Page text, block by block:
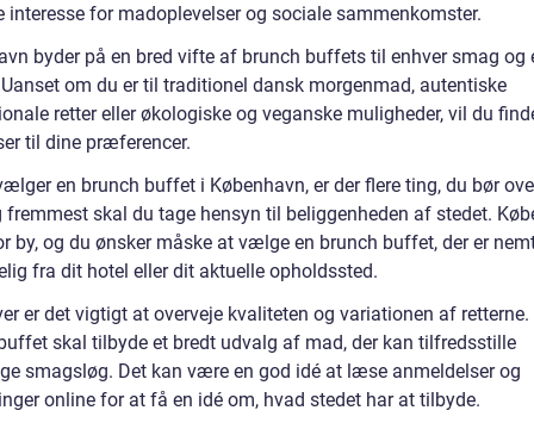
interesse for madoplevelser og sociale sammenkomster.
byder på en bred vifte af brunch buffets til enhver smag og
om du er til traditionel dansk morgenmad, autentiske
retter eller økologiske og veganske muligheder, vil du
til dine præferencer.
en brunch buffet i København, er der flere ting, du bør
fremmest skal du tage hensyn til beliggenheden af stedet.
by, og du ønsker måske at vælge en brunch buffet, der er
fra dit hotel eller dit aktuelle opholdssted.
er det vigtigt at overveje kvaliteten og variationen af retterne.
skal tilbyde et bredt udvalg af mad, der kan tilfredsstille
smagsløg. Det kan være en god idé at læse anmeldelser og
online for at få en idé om, hvad stedet har at tilbyde.